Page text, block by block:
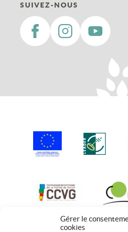
Gérer le
cookies
SUIVEZ-NOUS